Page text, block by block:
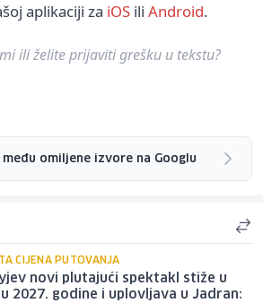
aplikaciji za iOS ili Android.
ili želite prijaviti grešku u tekstu?
među omiljene izvore na Googlu
CIJENA PUTOVANJA
novi plutajući spektakl stiže u
2027. godine i uplovljava u Jadran: